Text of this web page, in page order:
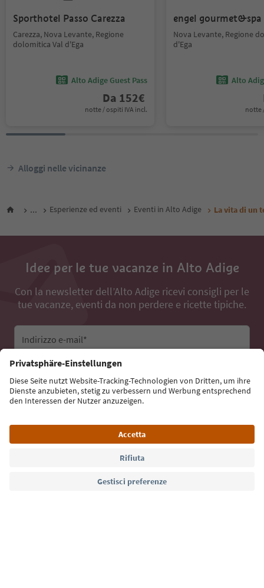
Sporthotel Passo Carezza
Carezza, Nova Levante, Regione
dolomitica Val d'Ega
Alto Adige Guest Pass
Da 152€
notte / ospiti IVA incl.
engel gourmet&spa
Nova Levante, Regione
d'Ega
Alto
notte
Alloggi nelle vicinanze
... Esperienze ed eventi Eventi in Alto Adige La vita di un
Idee per le tue vacanze in Alto Adige
Con la newsletter dell’Alto Adige ricevi consigli per le
tue vacanze, eventi da non perdere e ricette tipiche.
Indirizzo e-mail*
Iscriviti alla newsletter